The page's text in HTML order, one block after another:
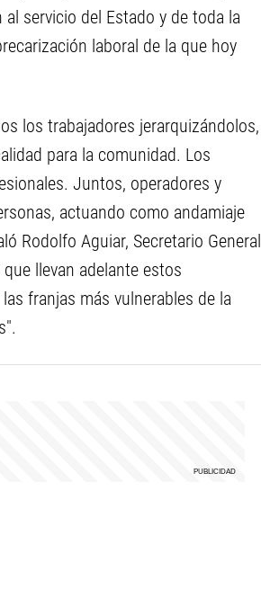
servicio del Estado y de toda la
laboral de la que hoy
los trabajadores jerarquizándolos,
para la comunidad. Los
Juntos, operadores y
actuando como andamiaje
Rodolfo Aguiar, Secretario General
llevan adelante estos
franjas más vulnerables de la